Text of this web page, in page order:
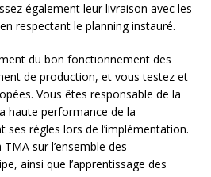
également leur livraison avec les
respectant le planning instauré.
du bon fonctionnement des
de production, et vous testez et
Vous êtes responsable de la
haute performance de la
règles lors de l’implémentation.
sur l’ensemble des
ainsi que l’apprentissage des